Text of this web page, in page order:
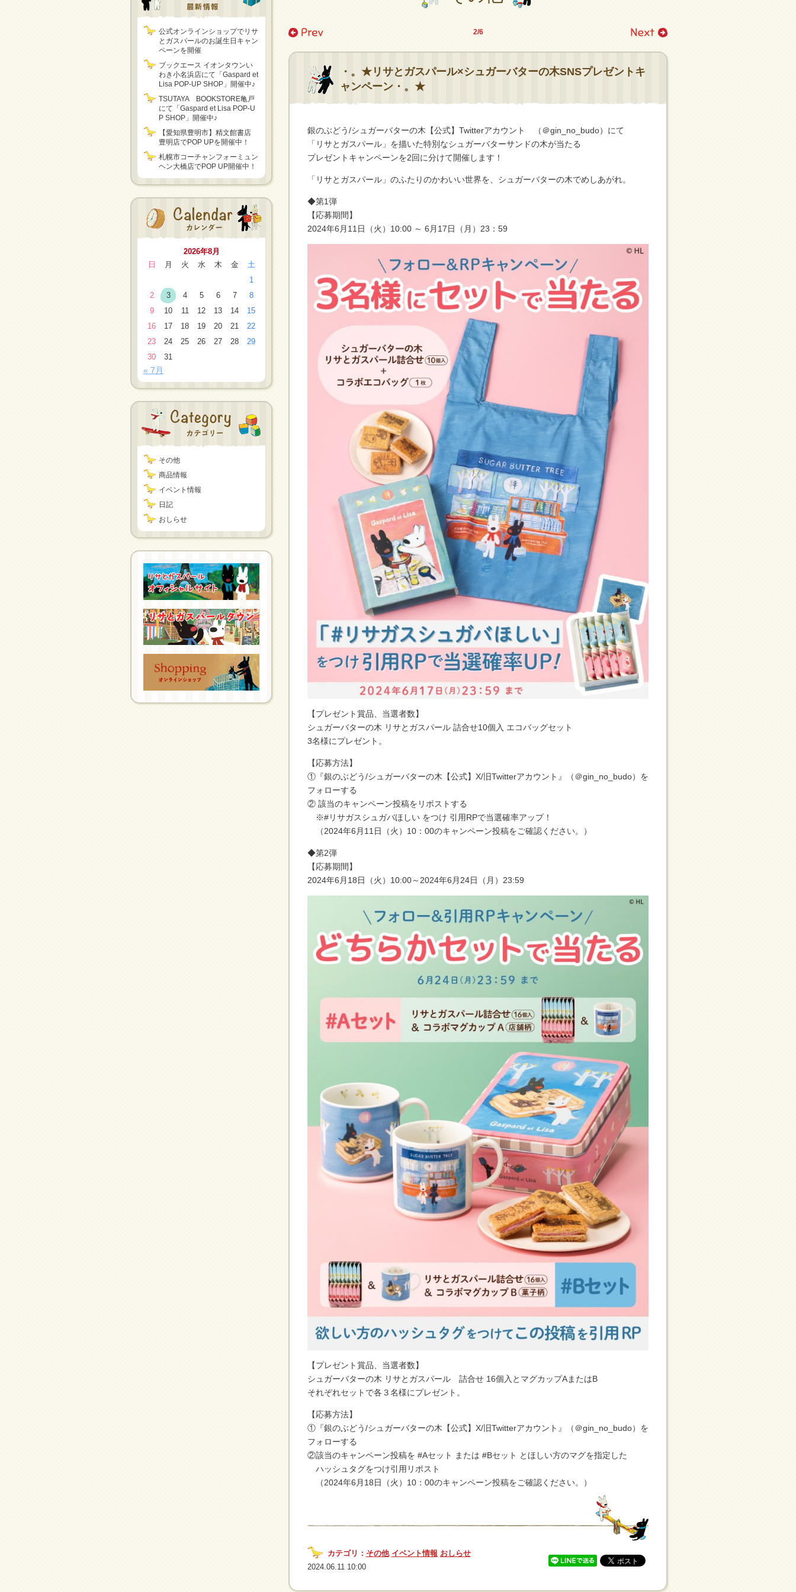
公式オンラインショップでリサ
とガスパールのお誕生日キャン
ペーンを開催
ブックエース イオンタウンい
わき小名浜店にて「Gaspard et
Lisa POP-UP SHOP」開催中♪
TSUTAYA BOOKSTORE亀戸
にて「Gaspard et Lisa POP-U
P SHOP」開催中♪
【愛知県豊明市】精文館書店
豊明店でPOP UPを開催中！
札幌市コーチャンフォーミュン
ヘン大橋店でPOP UP開催中！
2026年8月
日
月 火 水 木 金
土
1
2
3 4 5 6 7
8
9
10 11 12 13 14
15
16
17 18 19 20 21
22
23
24 25 26 27 28
29
30
31
« 7月
その他
商品情報
イベント情報
日記
おしらせ
2/6
・。★リサとガスパール×シュガーバターの木SNSプレゼントキ
ャンペーン・。★
銀のぶどう/シュガーバターの木【公式】Twitterアカウント （＠gin_no_budo）にて
「リサとガスパール」を描いた特別なシュガーバターサンドの木が当たる
プレゼントキャンペーンを2回に分けて開催します！
「リサとガスパール」のふたりのかわいい世界を、シュガーバターの木でめしあがれ。
◆第1弾
【応募期間】
2024年6月11日（火）10:00 ～ 6月17日（月）23：59
【プレゼント賞品、当選者数】
シュガーバターの木 リサとガスパール 詰合せ10個入 エコバッグセット
3名様にプレゼント。
【応募方法】
①『銀のぶどう/シュガーバターの木【公式】X/旧Twitterアカウント』（＠gin_no_budo）を
フォローする
② 該当のキャンペーン投稿をリポストする
※#リサガスシュガバほしい をつけ 引用RPで当選確率アップ！
（2024年6月11日（火）10：00のキャンペーン投稿をご確認ください。）
◆第2弾
【応募期間】
2024年6月18日（火）10:00～2024年6月24日（月）23:59
【プレゼント賞品、当選者数】
シュガーバターの木 リサとガスパール 詰合せ 16個入とマグカップAまたはB
それぞれセットで各３名様にプレゼント。
【応募方法】
①『銀のぶどう/シュガーバターの木【公式】X/旧Twitterアカウント』（＠gin_no_budo）を
フォローする
②該当のキャンペーン投稿を #Aセット または #Bセット とほしい方のマグを指定した
ハッシュタグをつけ引用リポスト
（2024年6月18日（火）10：00のキャンペーン投稿をご確認ください。）
カテゴリ： その他 イベント情報 おしらせ
2024.06.11 10:00